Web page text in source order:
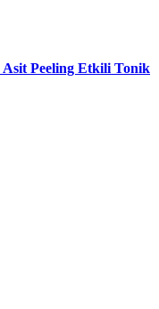
Peeling Etkili Tonik